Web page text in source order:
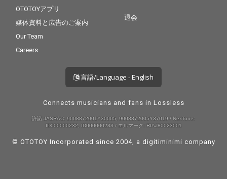
OTOTOYアプリ
媒体資料と広告のご案内
Our Team
Careers
退会
言語/Language - English
Connects musicians and fans in Lossless
許諾 JASRAC: 9008872001Y30005, 9008872005Y37019 / NexTone:
ID000000232, ID000000233 / エルマーク: RIAJ80023001
© OTOTOY Incorporated since 2004, a digitiminimi company